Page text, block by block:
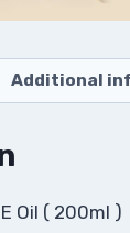
Additional
Oil ( 200ml )